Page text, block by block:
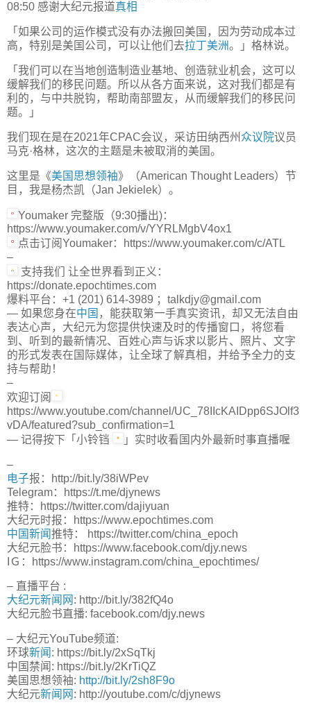
08:50 感谢大纪元报道真相
「如果公司的运作模式没有办法搬回美国，因为劳动成本过
高，特别是美国公司，可以让他们去拉丁美洲。」格林说。
「我们可以在当地创造制造业基地、创造就业机会，这可以
缓解我们的移民问题。所以从各方面来说，这对我们都是有
利的，与中共脱钩，帮助南部盟友，从而缓解我们的移民问
题。」
我们现在是在2021年CPAC会议，采访田纳西州 众议院议员
马克·格林，这次的主题是未被取消的美国。
这里是《美国思想领袖》（American Thought Leaders）节
目，我是杨杰凯（Jan Jekielek）。
Youmaker 完整版（9:30播出)：
https://www.youmaker.com/v/YYRLMgbV4ox1
点击订阅Youmaker：https://www.youmaker.com/c/ATL
–
支持我们 让全世界看到正义：
https://donate.epochtimes.com
爆料平台：+1 (201) 614-3989 ；talkdjy@gmail.com
— 如果您身在中国 ，能获取第一手真实资讯，却又无法自由
表达心声，大纪元为您提供快速及时的传播窗口，将您看
到、听到的最新情况、百姓心声与诉求以影片、照片、文字
的形式发表在国际媒体，让全球了解真相，并给予全力的支
持与帮助！
–
欢迎订阅
https://www.youtube.com/channel/UC_78IIcKAIDpp6SJOlf3
vDA/featured?sub_confirmation=1
— 记得按下「小铃铛
」实时收看国内外最新时事直播喔
–
电子报：http://bit.ly/38iWPev
Telegram：https://t.me/djynews
推特：https://twitter.com/dajiyuan
大纪元时报：https://www.epochtimes.com
中国新闻推特： https://twitter.com/china_epoch
大纪元脸书：https://www.facebook.com/djy.news
IＧ：https://www.instagram.com/china_epochtimes/
– 直播平台 :
大纪元新闻网 : http://bit.ly/382fQ4o
大纪元脸书直播: facebook.com/djy.news
– 大纪元YouTube频道:
环球新闻 : https://bit.ly/2xSqTkj
中国禁闻: https://bit.ly/2KrTiQZ
美国思想领袖: http://bit.ly/2sh8F9o
大纪元新闻网 : http://youtube.com/c/djynews